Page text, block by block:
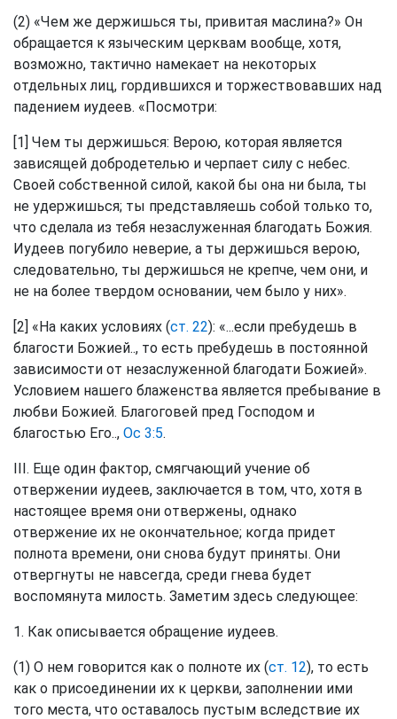
(2) «Чем же держишься ты, привитая маслина?» Он
обращается к языческим церквам вообще, хотя,
возможно, тактично намекает на некоторых
отдельных лиц, гордившихся и торжествовавших над
падением иудеев. «Посмотри:
[1] Чем ты держишься: Верою, которая является
зависящей добродетелью и черпает силу с небес.
Своей собственной силой, какой бы она ни была, ты
не удержишься; ты представляешь собой только то,
что сделала из тебя незаслуженная благодать Божия.
Иудеев погубило неверие, а ты держишься верою,
следовательно, ты держишься не крепче, чем они, и
не на более твердом основании, чем было у них».
[2] «На каких условиях (ст. 22): «...если пребудешь в
благости Божией.., то есть пребудешь в постоянной
зависимости от незаслуженной благодати Божией».
Условием нашего блаженства является пребывание в
любви Божией. Благоговей пред Господом и
благостью Его.., Ос 3:5.
III. Еще один фактор, смягчающий учение об
отвержении иудеев, заключается в том, что, хотя в
настоящее время они отвержены, однако
отвержение их не окончательное; когда придет
полнота времени, они снова будут приняты. Они
отвергнуты не навсегда, среди гнева будет
воспомянута милость. Заметим здесь следующее:
1. Как описывается обращение иудеев.
(1) О нем говорится как о полноте их (ст. 12), то есть
как о присоединении их к церкви, заполнении ими
того места, что оставалось пустым вследствие их